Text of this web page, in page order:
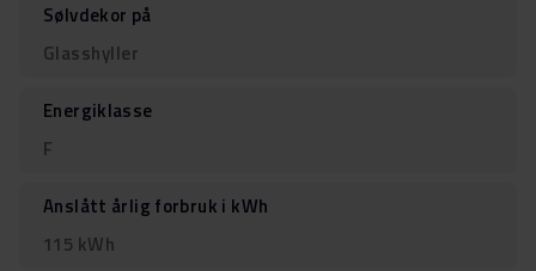
Sølvdekor på
Glasshyller
Energiklasse
F
Anslått årlig forbruk i kWh
115 kWh